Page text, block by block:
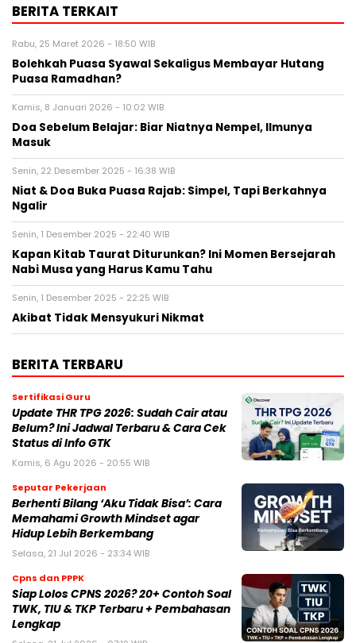
BERITA TERKAIT
Rabu, 25 Maret 2026 - 18:50 WIB
Bolehkah Puasa Syawal Sekaligus Membayar Hutang
Puasa Ramadhan?
Kamis, 8 Januari 2026 - 10:02 WIB
Doa Sebelum Belajar: Biar Niatnya Nempel, Ilmunya
Masuk
Senin, 22 Desember 2025 - 16:38 WIB
Niat & Doa Buka Puasa Rajab: Simpel, Tapi Berkahnya
Ngalir
Senin, 1 Desember 2025 - 22:40 WIB
Kapan Kitab Taurat Diturunkan? Ini Momen Bersejarah
Nabi Musa yang Harus Kamu Tahu
Senin, 1 Desember 2025 - 22:25 WIB
Akibat Tidak Mensyukuri Nikmat
BERITA TERBARU
Sertifikasi Guru
Update THR TPG 2026: Sudah Cair atau
Belum? Ini Jadwal Terbaru & Cara Cek
Status di Info GTK
Kamis, 6 Agu 2026 - 20:55 WIB
Seputar Pekerjaan
Berhenti Bilang ‘Aku Tidak Bisa’: Cara
Memahami Growth Mindset agar
Hidup Lebih Berkembang
Selasa, 21 Jul 2026 - 23:34 WIB
Cpns dan PPPK
Siap Lolos CPNS 2026? 20+ Contoh Soal
TWK, TIU & TKP Terbaru + Pembahasan
Lengkap